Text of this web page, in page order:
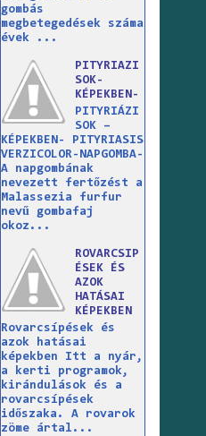
gombás
megbetegedések száma
évek ...
PITYRIAZI
SOK-
KÉPEKBEN-
PITYRIÁZI
SOK –
KÉPEKBEN- PITYRIASIS
VERZICOLOR-NAPGOMBA-
A napgombának
nevezett fertőzést a
Malassezia furfur
nevű gombafaj
okoz...
ROVARCSIP
ÉSEK ÉS
AZOK
HATÁSAI
KÉPEKBEN
Rovarcsípések és
azok hatásai
képekben Itt a nyár,
a kerti programok,
kirándulások és a
rovarcsípések
időszaka. A rovarok
zöme ártal...